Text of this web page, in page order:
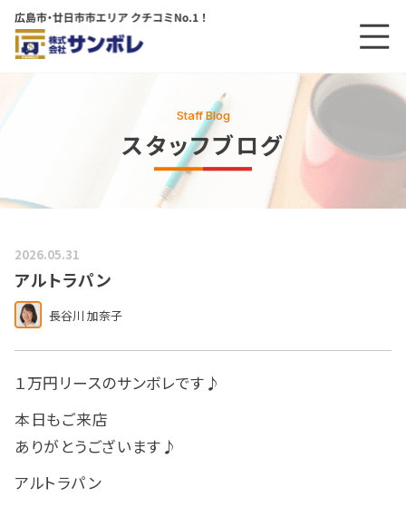
メニ
Staff Blog
スタッフブログ
2026.05.31
アルトラパン
長谷川 加奈子
１万円リースのサンボレです♪
本日もご来店
ありがとうございます♪
アルトラパン